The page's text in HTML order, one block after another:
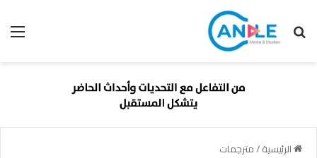
بحث عن
الرئيسية/مترجمات